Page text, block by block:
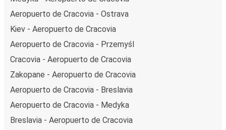
Aeropuerto de Cracovia - Ostrava
Kiev - Aeropuerto de Cracovia
Aeropuerto de Cracovia - Przemyśl
Cracovia - Aeropuerto de Cracovia
Zakopane - Aeropuerto de Cracovia
Aeropuerto de Cracovia - Breslavia
Aeropuerto de Cracovia - Medyka
Breslavia - Aeropuerto de Cracovia